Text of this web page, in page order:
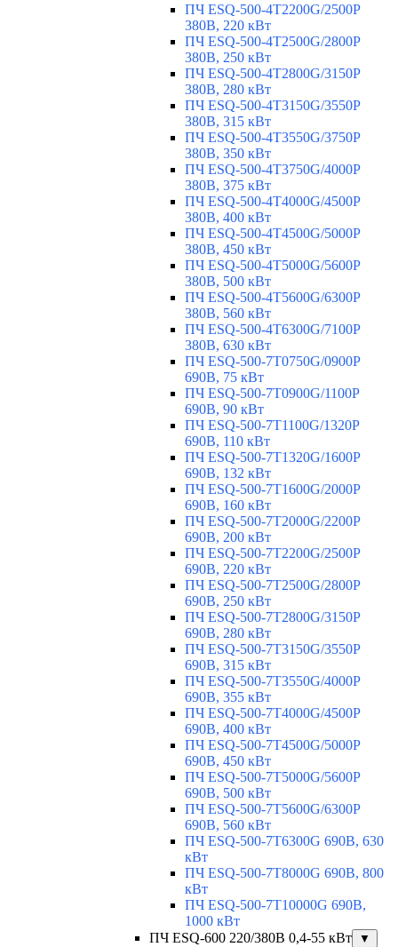
ПЧ ESQ-500-4T2200G/2500P
380В, 220 кВт
ПЧ ESQ-500-4T2500G/2800P
380В, 250 кВт
ПЧ ESQ-500-4T2800G/3150P
380В, 280 кВт
ПЧ ESQ-500-4T3150G/3550P
380В, 315 кВт
ПЧ ESQ-500-4T3550G/3750P
380В, 350 кВт
ПЧ ESQ-500-4T3750G/4000P
380В, 375 кВт
ПЧ ESQ-500-4T4000G/4500P
380В, 400 кВт
ПЧ ESQ-500-4T4500G/5000P
380В, 450 кВт
ПЧ ESQ-500-4T5000G/5600P
380В, 500 кВт
ПЧ ESQ-500-4T5600G/6300P
380В, 560 кВт
ПЧ ESQ-500-4T6300G/7100P
380В, 630 кВт
ПЧ ESQ-500-7T0750G/0900P
690В, 75 кВт
ПЧ ESQ-500-7T0900G/1100P
690В, 90 кВт
ПЧ ESQ-500-7T1100G/1320P
690В, 110 кВт
ПЧ ESQ-500-7T1320G/1600P
690В, 132 кВт
ПЧ ESQ-500-7T1600G/2000P
690В, 160 кВт
ПЧ ESQ-500-7T2000G/2200P
690В, 200 кВт
ПЧ ESQ-500-7T2200G/2500P
690В, 220 кВт
ПЧ ESQ-500-7T2500G/2800P
690В, 250 кВт
ПЧ ESQ-500-7T2800G/3150P
690В, 280 кВт
ПЧ ESQ-500-7T3150G/3550P
690В, 315 кВт
ПЧ ESQ-500-7T3550G/4000P
690В, 355 кВт
ПЧ ESQ-500-7T4000G/4500P
690В, 400 кВт
ПЧ ESQ-500-7T4500G/5000P
690В, 450 кВт
ПЧ ESQ-500-7T5000G/5600P
690В, 500 кВт
ПЧ ESQ-500-7T5600G/6300P
690В, 560 кВт
ПЧ ESQ-500-7T6300G 690В, 630
кВт
ПЧ ESQ-500-7T8000G 690В, 800
кВт
ПЧ ESQ-500-7T10000G 690В,
1000 кВт
ПЧ ESQ-600 220/380В 0,4-55 кВт
▼